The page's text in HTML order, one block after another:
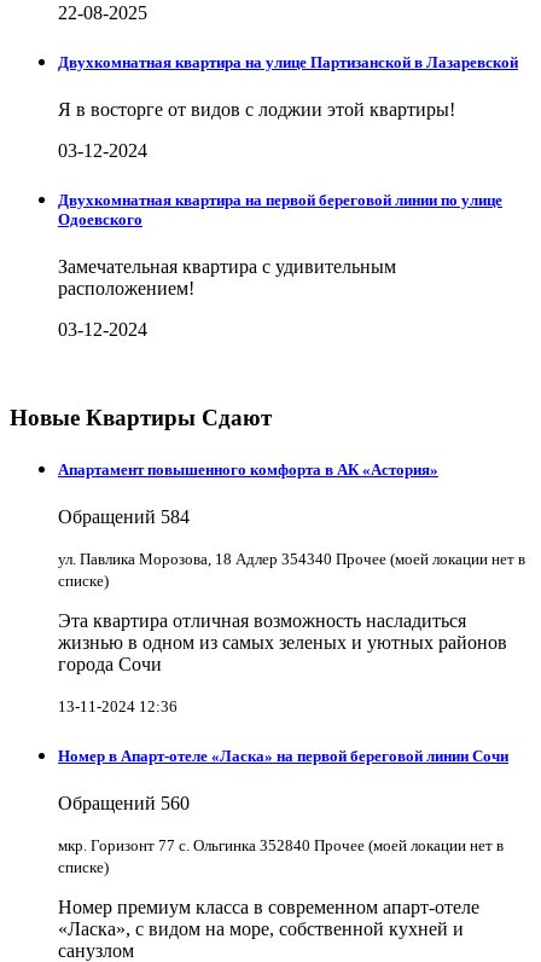
22-08-2025
Двухкомнатная квартира на улице Партизанской в Лазаревской
Я в восторге от видов с лоджии этой квартиры!
03-12-2024
Двухкомнатная квартира на первой береговой линии по улице
Одоевского
Замечательная квартира с удивительным
расположением!
03-12-2024
Новые Квартиры Сдают
Апартамент повышенного комфорта в АК «Астория»
Обращений 584
ул. Павлика Морозова, 18 Адлер 354340 Прочее (моей локации нет в
списке)
Эта квартира отличная возможность насладиться
жизнью в одном из самых зеленых и уютных районов
города Сочи
13-11-2024 12:36
Номер в Апарт-отеле «Ласка» на первой береговой линии Сочи
Обращений 560
мкр. Горизонт 77 с. Ольгинка 352840 Прочее (моей локации нет в
списке)
Номер премиум класса в современном апарт-отеле
«Ласка», с видом на море, собственной кухней и
санузлом